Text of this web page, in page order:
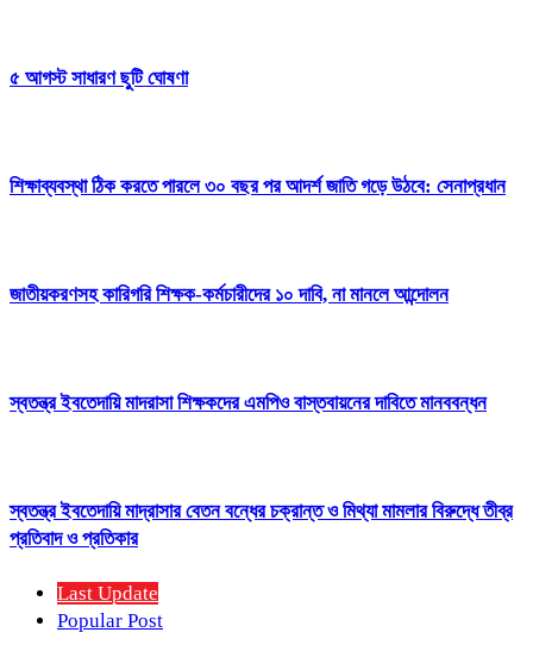
৫ আগস্ট সাধারণ ছুটি ঘোষণা
শিক্ষাব্যবস্থা ঠিক করতে পারলে ৩০ বছর পর আদর্শ জাতি গড়ে উঠবে: সেনাপ্রধান
জাতীয়করণসহ কারিগরি শিক্ষক-কর্মচারীদের ১০ দাবি, না মানলে আন্দোলন
স্বতন্ত্র ইবতেদায়ি মাদরাসা শিক্ষকদের এমপিও বাস্তবায়নের দাবিতে মানববন্ধন
স্বতন্ত্র ইবতেদায়ি মাদ্রাসার বেতন বন্ধের চক্রান্ত ও মিথ্যা মামলার বিরুদ্ধে তীব্র
প্রতিবাদ ও প্রতিকার
Last Update
Popular Post